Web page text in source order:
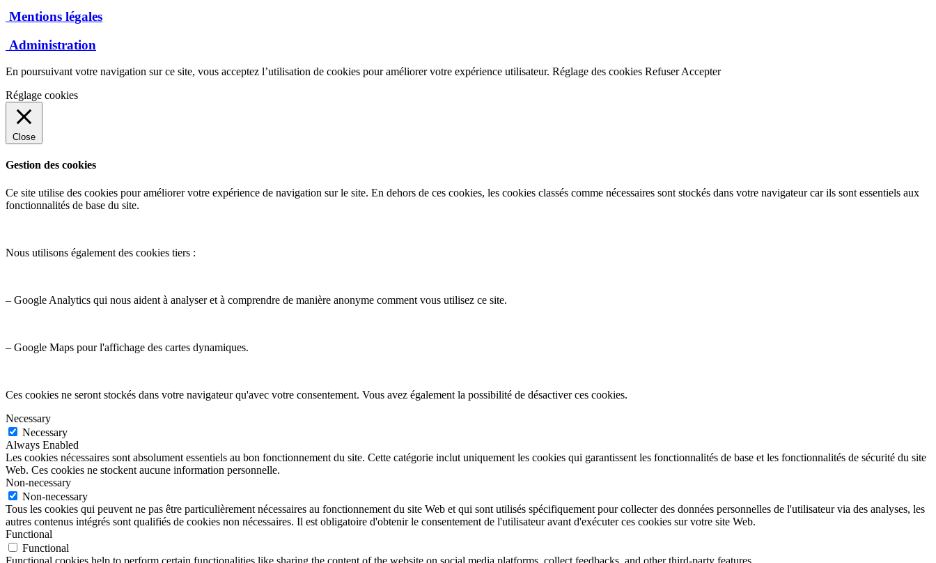
Mentions légales
Administration
En poursuivant votre navigation sur ce site, vous acceptez l’utilisation de cookies pour améliorer votre expérience utilisateur. Réglage des cookies Refuser Accepter
Réglage cookies
Close
Gestion des cookies
Ce site utilise des cookies pour améliorer votre expérience de navigation sur le site. En dehors de ces cookies, les cookies classés comme nécessaires sont stockés dans votre navigateur car ils sont essentiels aux
fonctionnalités de base du site.
Nous utilisons également des cookies tiers :
– Google Analytics qui nous aident à analyser et à comprendre de manière anonyme comment vous utilisez ce site.
– Google Maps pour l'affichage des cartes dynamiques.
Ces cookies ne seront stockés dans votre navigateur qu'avec votre consentement. Vous avez également la possibilité de désactiver ces cookies.
Necessary
Necessary
Always Enabled
Les cookies nécessaires sont absolument essentiels au bon fonctionnement du site. Cette catégorie inclut uniquement les cookies qui garantissent les fonctionnalités de base et les fonctionnalités de sécurité du site
Web. Ces cookies ne stockent aucune information personnelle.
Non-necessary
Non-necessary
Tous les cookies qui peuvent ne pas être particulièrement nécessaires au fonctionnement du site Web et qui sont utilisés spécifiquement pour collecter des données personnelles de l'utilisateur via des analyses, les
autres contenus intégrés sont qualifiés de cookies non nécessaires. Il est obligatoire d'obtenir le consentement de l'utilisateur avant d'exécuter ces cookies sur votre site Web.
Functional
Functional
Functional cookies help to perform certain functionalities like sharing the content of the website on social media platforms, collect feedbacks, and other third-party features.